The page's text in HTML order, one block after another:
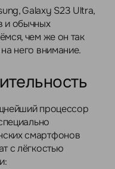
Galaxy S23 Ultra,
и обычных
чем же он так
него внимание.
процессор
смартфонов
с лёгкостью